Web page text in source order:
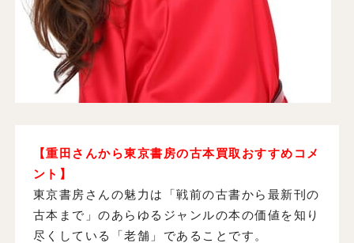
【重田さんから東京書房の古本買取おすすめコメ
ント】
東京書房さんの魅力は「戦前の古書から最新刊の
古本まで」のあらゆるジャンルの本の価値を知り
尽くしている「老舗」であることです。